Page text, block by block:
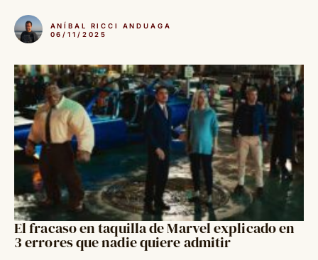
ANÍBAL RICCI ANDUAGA
06/11/2025
El fracaso en taquilla de Marvel explicado en
3 errores que nadie quiere admitir